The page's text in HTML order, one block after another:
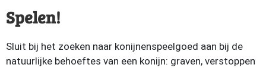
Spelen!
Sluit bij het zoeken naar konijnenspeelgoed aan bij de
natuurlijke behoeftes van een konijn: graven, verstoppen